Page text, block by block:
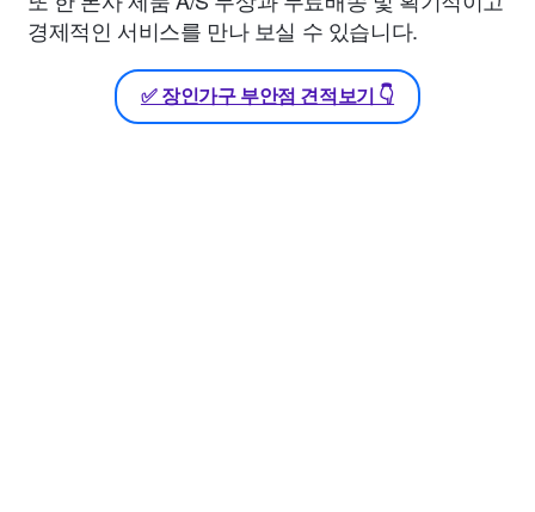
경제적인 서비스를 만나 보실 수 있습니다.
✅ 장인가구 부안점 견적보기 👇